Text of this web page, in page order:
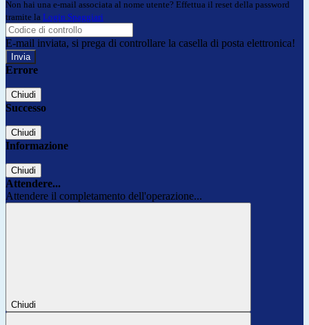
Non hai una e-mail associata al nome utente? Effettua il reset della password
tramite la Login Spaggiari
E-mail inviata, si prega di controllare la casella di posta elettronica!
Errore
Chiudi
Successo
Chiudi
Informazione
Chiudi
Attendere...
Attendere il completamento dell'operazione...
Chiudi